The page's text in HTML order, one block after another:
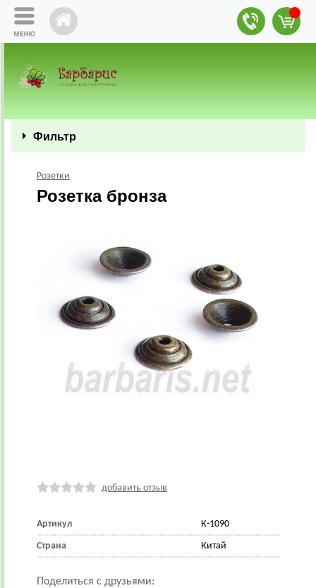
Фильтр
Розетки
Розетка бронза
добавить отзыв
Артикул К-1090
Страна Китай
Поделиться с друзьями: